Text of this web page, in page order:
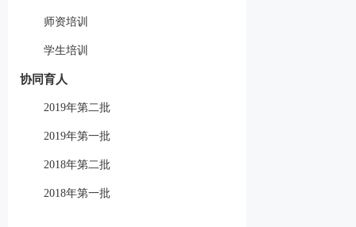
师资培训
学生培训
协同育人
2019年第二批
2019年第一批
2018年第二批
2018年第一批